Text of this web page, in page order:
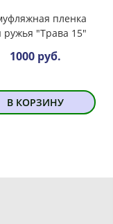
пленка
ружья "Трава 15"
1000 руб.
В КОРЗИНУ